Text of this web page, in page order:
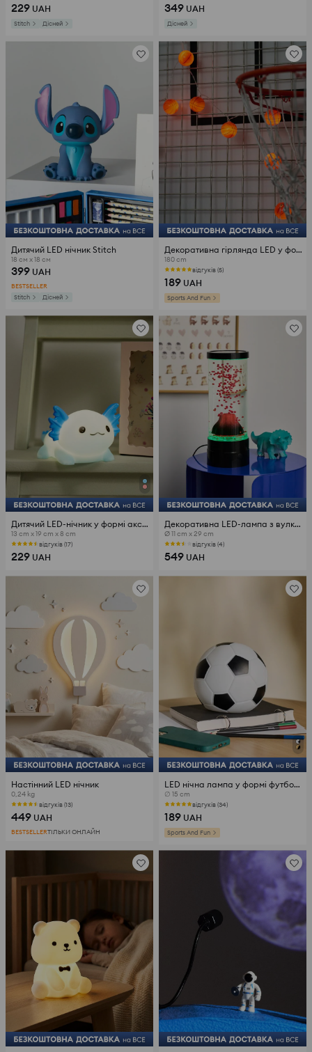
229 UAH
Stitch Дісней
349 UAH
Дісней
Дитячий LED нічник Stitch
18 см x 18 см
399 UAH
BESTSELLER
Stitch
Дісней
Декоративна гірлянда LED у формі баскетбольних м’ячів
180 cm
відгуків (5)
189 UAH
Sports And Fun
Дитячий LED-нічник у формі аксолотля
13 cm x 19 cm x 8 cm
відгуків (17)
229 UAH
Декоративна LED-лампа з вулканом
Ø 11 cm x 29 cm
відгуків (4)
549 UAH
Настінний LED нічник
0,24 kg
відгуків (13)
449 UAH
BESTSELLERТІЛЬКИ ОНЛАЙН
LED нічна лампа у формі футбольного м'яча
∅ 15 cm
відгуків (34)
189 UAH
Sports And Fun